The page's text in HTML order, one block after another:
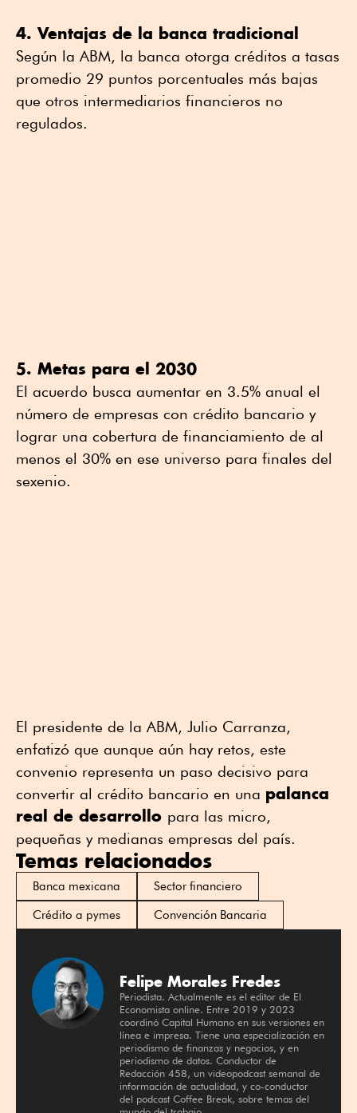
4. Ventajas de la banca tradicional
Según la ABM, la banca otorga créditos a tasas
promedio 29 puntos porcentuales más bajas
que otros intermediarios financieros no
regulados.
5. Metas para el 2030
El acuerdo busca aumentar en 3.5% anual el
número de empresas con crédito bancario y
lograr una cobertura de financiamiento de al
menos el 30% en ese universo para finales del
sexenio.
El presidente de la ABM, Julio Carranza,
enfatizó que aunque aún hay retos, este
convenio representa un paso decisivo para
convertir al crédito bancario en una palanca
real de desarrollo para las micro,
pequeñas y medianas empresas del país.
Temas relacionados
Banca mexicana
Sector financiero
Crédito a pymes
Convención Bancaria
Felipe Morales Fredes
Periodista. Actualmente es el editor de El
Economista online. Entre 2019 y 2023
coordinó Capital Humano en sus versiones en
línea e impresa. Tiene una especialización en
periodismo de finanzas y negocios, y en
periodismo de datos. Conductor de
Redacción 458, un videopodcast semanal de
información de actualidad, y co-conductor
del podcast Coffee Break, sobre temas del